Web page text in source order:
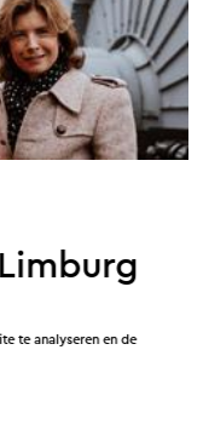
te analyseren en de